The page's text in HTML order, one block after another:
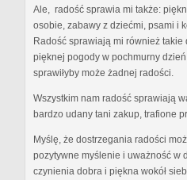
Ale, radość sprawia mi także:
osobie, zabawy z dziećmi, psami i
Radość sprawiają mi również
pięknej pogody w pochmurny
sprawiłyby może żadnej radości.
Wszystkim nam radość sprawiają
bardzo udany tani zakup, trafione
Myślę, że dostrzegania radości
pozytywne myślenie i uważność w
czynienia dobra i piękna wokół